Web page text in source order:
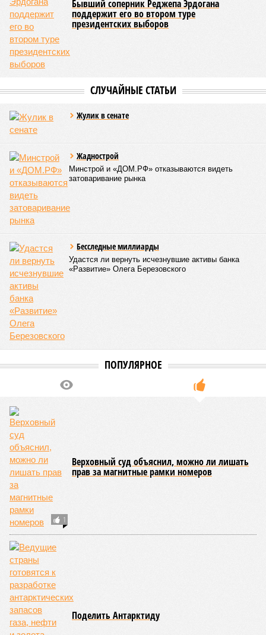
Бывший соперник Реджепа Эрдогана
поддержит его во втором туре
президентских выборов
СЛУЧАЙНЫЕ СТАТЬИ
Жулик в сенате
Жаднострой
Минстрой и «ДОМ.РФ» отказываются видеть
затоваривание рынка
Бесследные миллиарды
Удастся ли вернуть исчезнувшие активы банка
«Развитие» Олега Березовского
ПОПУЛЯРНОЕ
1
Верховный суд объяснил, можно ли лишать
прав за магнитные рамки номеров
Поделить Антарктиду